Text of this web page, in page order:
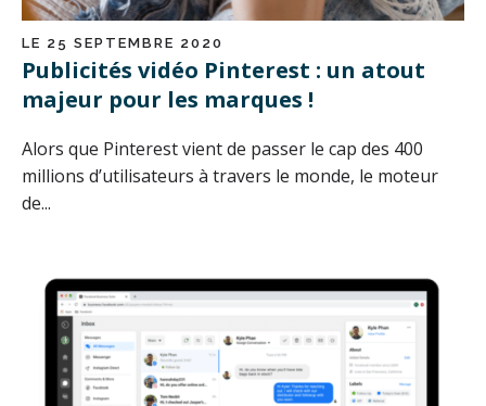
LE 25 SEPTEMBRE 2020
Publicités vidéo Pinterest : un atout
majeur pour les marques !
Alors que Pinterest vient de passer le cap des 400
millions d’utilisateurs à travers le monde, le moteur
de...